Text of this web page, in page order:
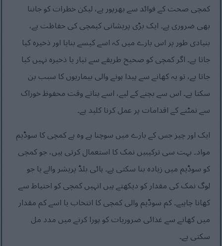
کمچی صحت کے فوائد سے بھرپور ہے، لیکن خطرات کو جاننا
بھی ضروری ہے۔ ایک بڑی پریشانی کیمچی کی حفاظت ہے،
بنیادی طور پر اس بارے میں کہ اسے کیسے بنایا اور ذخیرہ کیا
جاتا ہے۔ اگر کمچی کو صحیح طریقے سے تیار یا ذخیرہ نہیں کیا
جاتا ہے، تو یہ کھانے سے پیدا ہونے والی بیماریوں کا سبب بن
سکتا ہے۔ اس سے بچنے کے لیے، اسے بناتے وقت محفوظ خوراک
سے نمٹنے کے اقدامات پر عمل کرنا کلید ہے۔
ایک اور چیز جس کے بارے میں سوچنا ہے وہ ہے کمچی کا سوڈیم
مواد۔ بہت سی ترکیبیں نمک کا استعمال کرتی ہیں، جو کمچی
کو سوڈیم میں زیادہ بنا سکتی ہے۔ ہائی بلڈ پریشر والے یا جو
لوگ نمک کی مقدار کو دیکھتے ہیں انہیں کمچی کو احتیاط سے
کھانا چاہیے۔ کم سوڈیم والی کمچی کا انتخاب یا اسے کم مقدار
میں کھانے سے غذائی ضروریات کو پورا کرنے میں مدد مل
سکتی ہے۔